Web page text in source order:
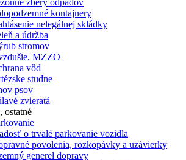
zbery odpadov
kontajnery
nelegálnej skládky
a údržba
stromov
MZZO
vôd
studne
psov
zvieratá
ostatné
o trvalé parkovanie vozidla
povolenia, rozkopávky a uzávierky
generel dopravy